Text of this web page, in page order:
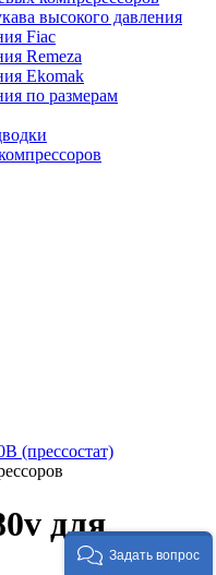
высокого давления
Fiac
Remeza
Ekomak
по размерам
(прессостат)
для
Задать вопрос